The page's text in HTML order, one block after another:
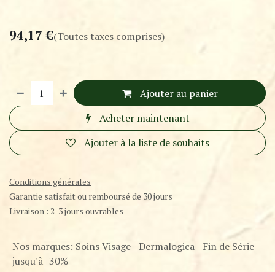
94,17 €(Toutes taxes comprises)
Ajouter au panier
Acheter maintenant
Ajouter à la liste de souhaits
Conditions générales
Garantie satisfait ou remboursé de 30 jours
Livraison : 2-3 jours ouvrables
Nos marques: Soins Visage - Dermalogica - Fin de Série
jusqu'à -30%